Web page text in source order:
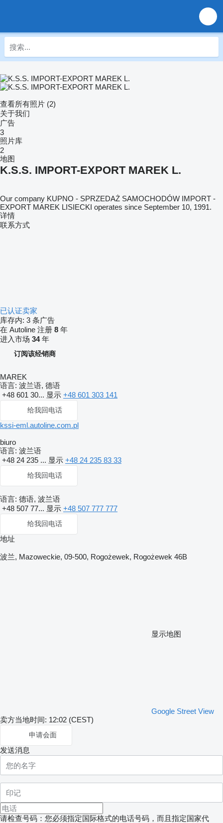
查看所有照片 (2)
关于我们
广告
3
照片库
2
地图
K.S.S. IMPORT-EXPORT MAREK L.
Our company KUPNO - SPRZEDAŻ SAMOCHODÓW IMPORT -
EXPORT MAREK LISIECKI operates since September 10, 1991.
详情
联系方式
已认证卖家
库存内: 3 条广告
在 Autoline 注册 8 年
进入市场 34年
订阅该经销商
MAREK
语言: 波兰语, 德语
+48 601 30... 显示 +48 601 303 141
给我回电话
kssi-eml.autoline.com.pl
biuro
语言: 波兰语
+48 24 235 ... 显示 +48 24 235 83 33
给我回电话
语言: 德语, 波兰语
+48 507 77... 显示 +48 507 777 777
给我回电话
地址
波兰, Mazoweckie, 09-500, Rogożewek, Rogożewek 46B
显示地图
Google Street View
卖方当地时间: 12:02 (CEST)
申请会面
发送消息
请检查号码：您必须指定国际格式的电话号码，而且指定国家代